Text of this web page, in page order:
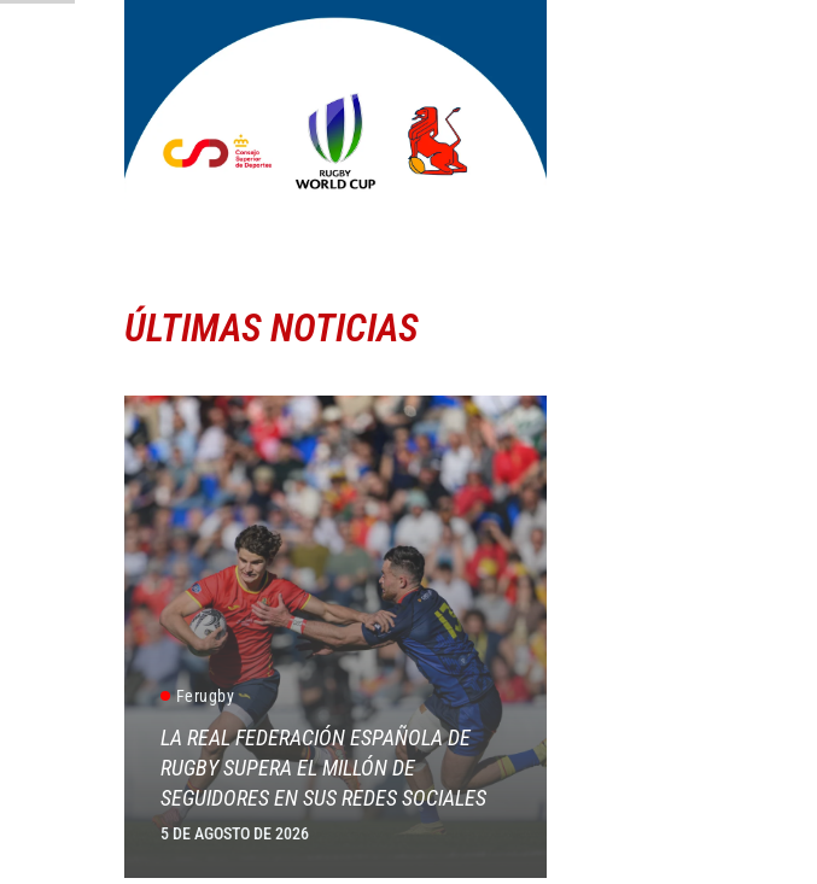
ÚLTIMAS NOTICIAS
Ferugby
LA REAL FEDERACIÓN ESPAÑOLA DE
RUGBY SUPERA EL MILLÓN DE
SEGUIDORES EN SUS REDES SOCIALES
5 DE AGOSTO DE 2026